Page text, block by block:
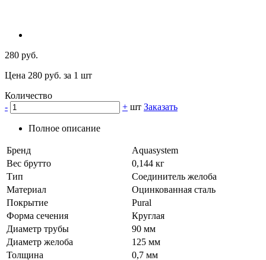
280 руб.
Цена 280 руб. за 1 шт
Количество
-
+ шт Заказать
Полное описание
Бренд
Aquasystem
Вес брутто
0,144 кг
Тип
Соединитель желоба
Материал
Оцинкованная сталь
Покрытие
Pural
Форма сечения
Круглая
Диаметр трубы
90 мм
Диаметр желоба
125 мм
Толщина
0,7 мм